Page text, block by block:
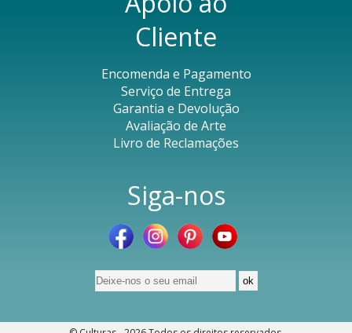
Cliente
Encomenda e Pagamento
Serviço de Entrega
Garantia e Devolução
Avaliação de Arte
Livro de Reclamações
Siga-nos